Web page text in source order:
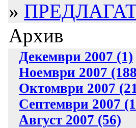
»
Архив
Декември 2007 (1)
Ноември 2007
Октомври 2007
Септември 2007
Август 2007 (56)